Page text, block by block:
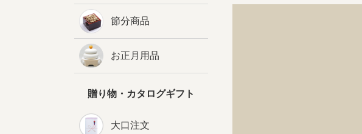
節分商品
お正月用品
贈り物・カタログギフト
大口注文